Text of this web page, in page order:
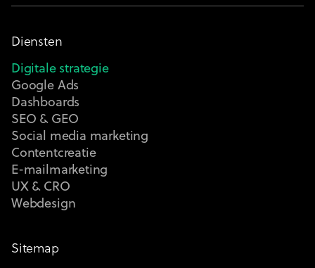
Diensten
Digitale strategie
Google Ads
Dashboards
SEO & GEO
Social media marketing
Contentcreatie
E-mailmarketing
UX & CRO
Webdesign
Sitemap